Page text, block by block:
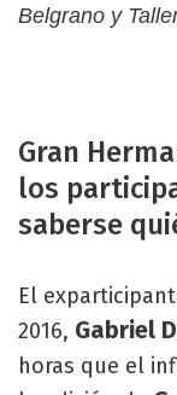
Belgrano y
Gran
los
saberse
El
2016, Gabriel
horas que el